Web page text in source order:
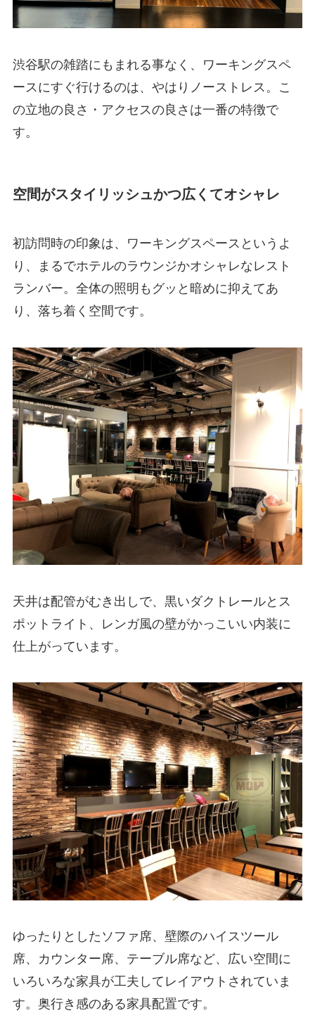
渋谷駅の雑踏にもまれる事なく、ワーキングスペ
ースにすぐ行けるのは、やはりノーストレス。こ
の立地の良さ・アクセスの良さは一番の特徴で
す。
空間がスタイリッシュかつ広くてオシャレ
初訪問時の印象は、ワーキングスペースというよ
り、まるでホテルのラウンジかオシャレなレスト
ランバー。全体の照明もグッと暗めに抑えてあ
り、落ち着く空間です。
天井は配管がむき出しで、黒いダクトレールとス
ポットライト、レンガ風の壁がかっこいい内装に
仕上がっています。
ゆったりとしたソファ席、壁際のハイスツール
席、カウンター席、テーブル席など、広い空間に
いろいろな家具が工夫してレイアウトされていま
す。奥行き感のある家具配置です。